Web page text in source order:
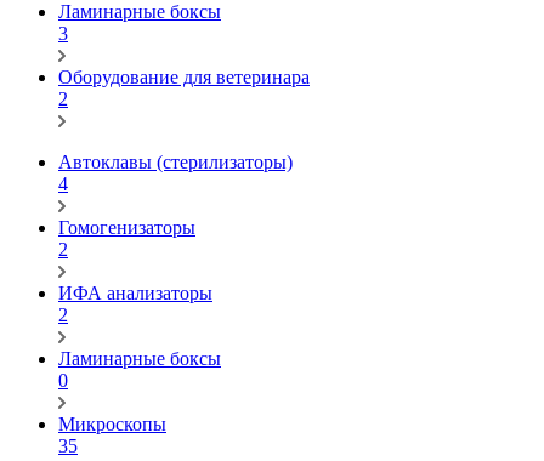
Ламинарные боксы
3
Оборудование для ветеринара
2
Автоклавы (стерилизаторы)
4
Гомогенизаторы
2
ИФА анализаторы
2
Ламинарные боксы
0
Микроскопы
35